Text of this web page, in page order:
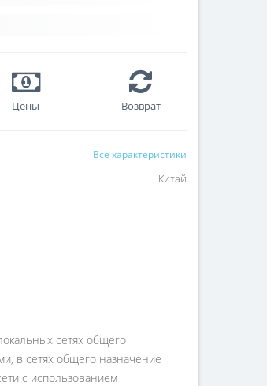
Цены Возврат
Все характеристики
Китай
сетях общего
в сетях общего назначение
с использованием